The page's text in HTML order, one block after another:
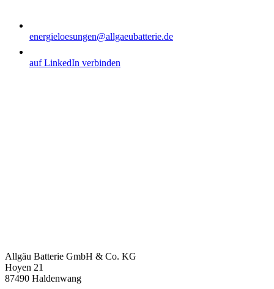
energieloesungen@allgaeubatterie.de
auf LinkedIn verbinden
Allgäu Batterie GmbH & Co. KG
Hoyen 21
87490 Haldenwang